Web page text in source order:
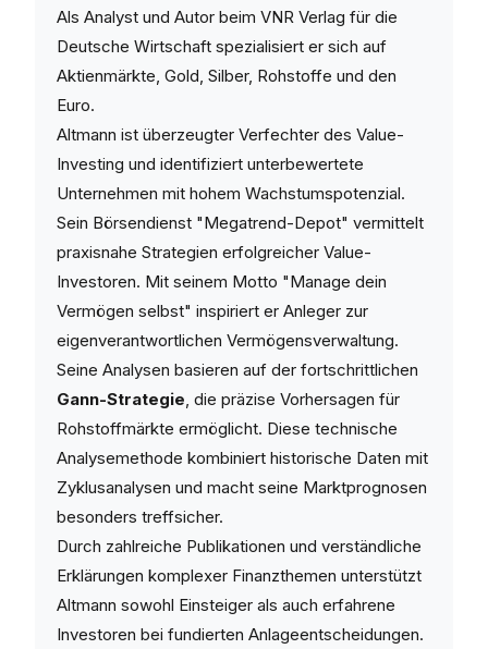
Als Analyst und Autor beim VNR Verlag für die
Deutsche Wirtschaft spezialisiert er sich auf
Aktienmärkte, Gold, Silber, Rohstoffe und den
Euro.
Altmann ist überzeugter Verfechter des Value-
Investing und identifiziert unterbewertete
Unternehmen mit hohem Wachstumspotenzial.
Sein Börsendienst "Megatrend-Depot" vermittelt
praxisnahe Strategien erfolgreicher Value-
Investoren. Mit seinem Motto "Manage dein
Vermögen selbst" inspiriert er Anleger zur
eigenverantwortlichen Vermögensverwaltung.
Seine Analysen basieren auf der fortschrittlichen
Gann-Strategie , die präzise Vorhersagen für
Rohstoffmärkte ermöglicht. Diese technische
Analysemethode kombiniert historische Daten mit
Zyklusanalysen und macht seine Marktprognosen
besonders treffsicher.
Durch zahlreiche Publikationen und verständliche
Erklärungen komplexer Finanzthemen unterstützt
Altmann sowohl Einsteiger als auch erfahrene
Investoren bei fundierten Anlageentscheidungen.